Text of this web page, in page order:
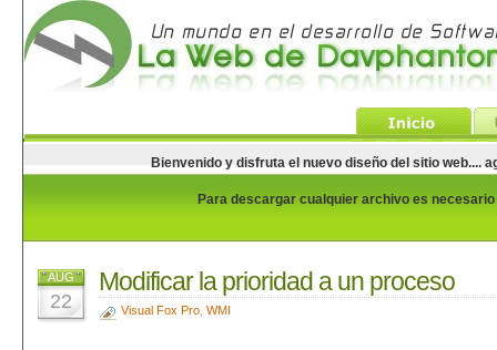
Bienvenido y disfruta el nuevo diseño del sitio web....
Para descargar cualquier archivo es
AUG
22
Modificar la prioridad a un proceso
Visual Fox Pro, WMI